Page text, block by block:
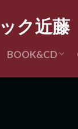
ック近藤
BOOK&CD